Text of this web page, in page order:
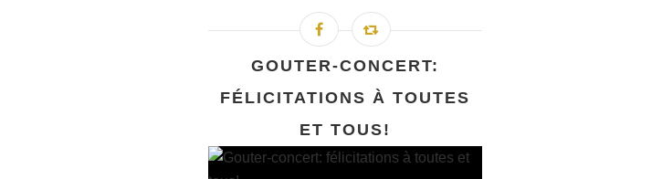
GOUTER-CONCERT:
FÉLICITATIONS À TOUTES
ET TOUS!